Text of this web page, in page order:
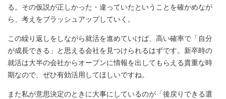
る。その仮説が正しかった・違っていたということを確かめなが
ら、考えをブラッシュアップしていく。
この繰り返しをしながら就活を進めていけば、高い確率で「自分
が成長できる」と思える会社を見つけられるはずです。新卒時の
就活は大半の会社からオープンに情報を出してもらえる貴重な時
期なので、ぜひ有効活用してほしいですね。
また私が意思決定のときに大事にしているのが「後戻りできる選